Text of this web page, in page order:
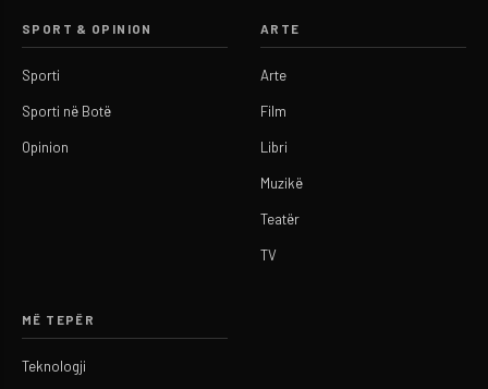
SPORT & OPINION
Sporti
Sporti në Botë
Opinion
ARTE
Arte
Film
Libri
Muzikë
Teatër
TV
MË TEPËR
Teknologji